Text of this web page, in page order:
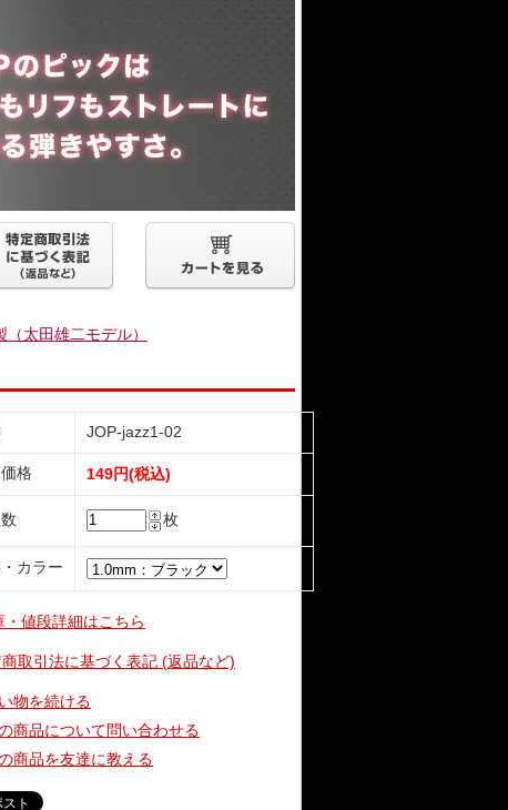
太田雄二モデル）
JOP-jazz1-02
格 149円(税込)
枚
カラー
・値段詳細はこちら
取引法に基づく表記 (返品など)
物を続ける
商品について問い合わせる
商品を友達に教える